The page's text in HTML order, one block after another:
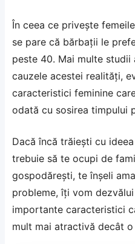
În ceea ce privește
se pare că bărbații le
peste 40. Mai multe studii
cauzele acestei realități,
caracteristici feminine
odată cu sosirea timpului
Dacă încă trăiești cu
trebuie să te ocupi de
gospodărești, te înșeli
probleme, îți vom
importante caracteristici
mult mai atractivă decât